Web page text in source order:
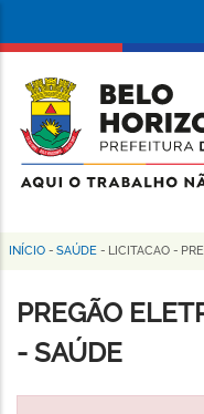
conteúdo
principal
da
Prefeitura
de
Horizonte
Trilha
de
navegação
INÍCIO - SAÚDE - LICITACAO -
PREGÃO
- SAÚDE